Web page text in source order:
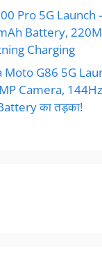
Pro 5G Launch
Battery,
Charging
G86 5G
Camera,
का तड़का!